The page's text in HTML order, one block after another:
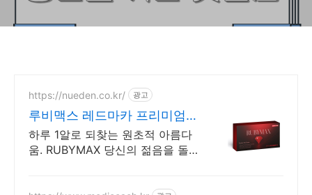
https://nueden.co.kr/ 광고
루비맥스 레드마카 프리미엄
하루 1알로 깨어나는 감각
하루 1알로 되찾는 원초적 아름다
움. RUBYMAX 당신의 젊음을 돌려